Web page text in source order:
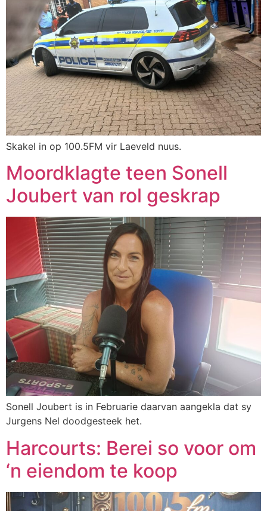
Skakel in op 100.5FM vir Laeveld nuus.
Moordklagte teen Sonell
Joubert van rol geskrap
Sonell Joubert is in Februarie daarvan aangekla dat sy
Jurgens Nel doodgesteek het.
Harcourts: Berei so voor om
‘n eiendom te koop